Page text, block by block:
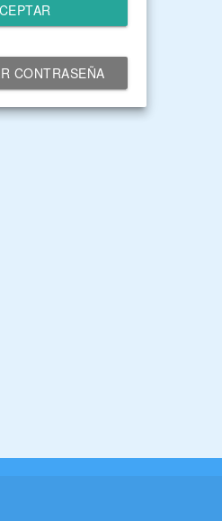
CONTRASEÑA